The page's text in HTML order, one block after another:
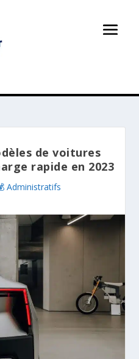
de voitures
rapide en 2023
Administratifs